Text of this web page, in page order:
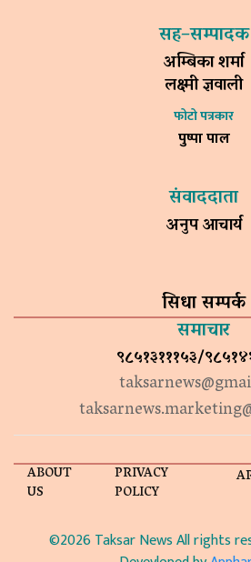
सह–सम्पादक
अम्बिका शर्मा
लक्ष्मी ज्ञवाली
फोटो पत्रकार
पुष्पा पाल
संवाददाता
अनुप आचार्य
सिधा सम्पर्क
समाचार
९८५१३१११५३/
ABOUT
US
PRIVACY
POLICY
©2026 Taksar News All rights